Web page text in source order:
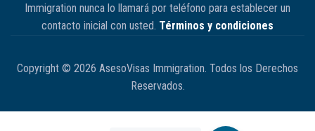
Immigration nunca lo llamará por teléfono para establecer un
contacto inicial con usted. Términos y condiciones
Copyright © 2026 AsesoVisas Immigration. Todos los Derechos
Reservados.